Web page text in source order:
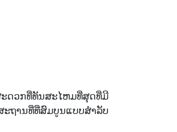
ະດວກທີ່ທັນສະໄຫມທີ່ສຸດທີ່ມີ
ະຖານທີ່ທີ່ສົມບູນແບບສໍາລັບ